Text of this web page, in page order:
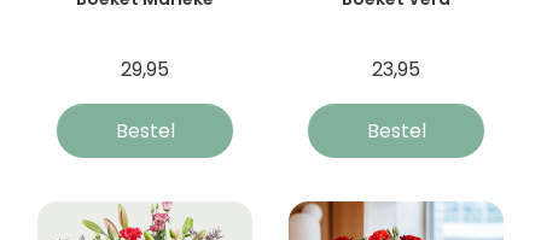
29,95
Bestel
23,95
Bestel